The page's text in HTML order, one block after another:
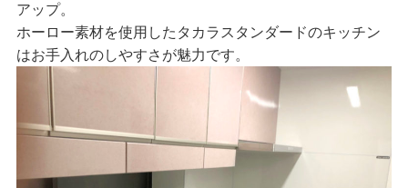
アップ。
ホーロー素材を使用したタカラスタンダードのキッチン
はお手入れのしやすさが魅力です。